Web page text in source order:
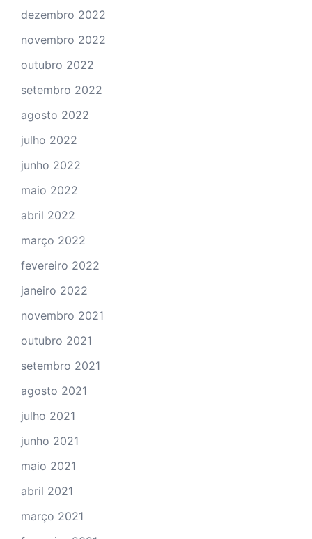
dezembro 2022
novembro 2022
outubro 2022
setembro 2022
agosto 2022
julho 2022
junho 2022
maio 2022
abril 2022
março 2022
fevereiro 2022
janeiro 2022
novembro 2021
outubro 2021
setembro 2021
agosto 2021
julho 2021
junho 2021
maio 2021
abril 2021
março 2021